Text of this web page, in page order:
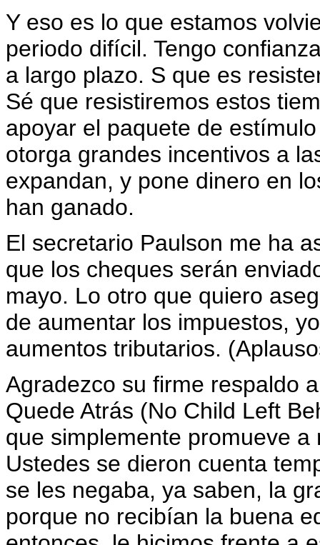
Y eso es lo que estamos
periodo difícil. Tengo
a largo plazo. S que es
Sé que resistiremos estos
apoyar el paquete de
otorga grandes incentivos a
expandan, y pone dinero en
han ganado.
El secretario Paulson me ha
que los cheques serán
mayo. Lo otro que quiero
de aumentar los impuestos,
aumentos tributarios.
Agradezco su firme respaldo
Quede Atrás (No Child Left
que simplemente promueve
Ustedes se dieron cuenta
se les negaba, ya saben, la
porque no recibían la buena